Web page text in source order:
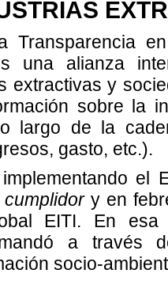
Transparencia
una alianza
extractivas y
sobre la
largo de la
gasto, etc.).
el
y en
EITI. En
a
socio-